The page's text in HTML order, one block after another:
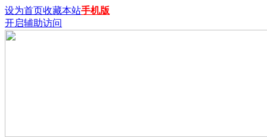
设为首页收藏本站手机版
开启辅助访问